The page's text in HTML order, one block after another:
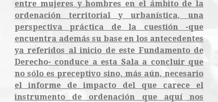
entre mujeres y hombres en el ámbito de la
ordenación territorial y urbanística, una
perspectiva práctica de la cuestión -que
encuentra además su base en los antecedentes
ya referidos al inicio de este Fundamento de
Derecho- conduce a esta Sala a concluir que
no sólo es preceptivo sino, más aún, necesario
el informe de impacto del que carece el
instrumento de ordenación que aquí nos